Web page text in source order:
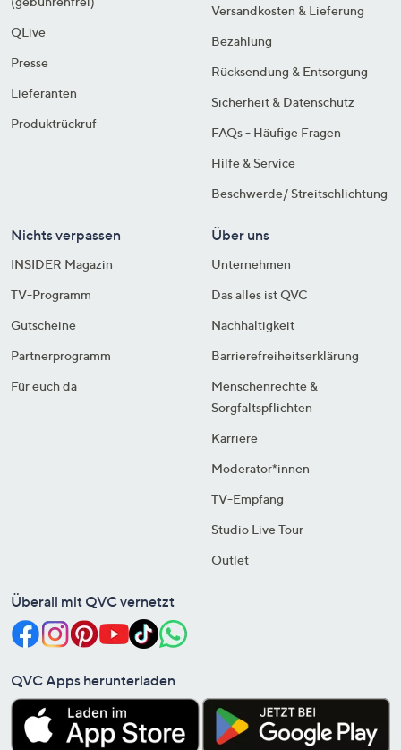
QLive
Presse
Lieferanten
Produktrückruf
Versandkosten & Lieferung
Bezahlung
Rücksendung & Entsorgung
Sicherheit & Datenschutz
FAQs - Häufige Fragen
Hilfe & Service
Beschwerde/ Streitschlichtung
Nichts verpassen
INSIDER Magazin
TV-Programm
Gutscheine
Partnerprogramm
Für euch da
Über uns
Unternehmen
Das alles ist QVC
Nachhaltigkeit
Barrierefreiheitserklärung
Menschenrechte &
Sorgfaltspflichten
Karriere
Moderator*innen
TV-Empfang
Studio Live Tour
Outlet
Überall mit QVC vernetzt
QVC Apps herunterladen